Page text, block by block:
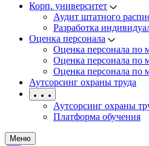
Корп. университет
Аудит штатного
Разработка
Оценка персонала
Оценка персонала по
Оценка персонала по
Оценка персонала по
Аутсорсинг охраны труда
Аутсорсинг охраны
Платформа обучения
Меню